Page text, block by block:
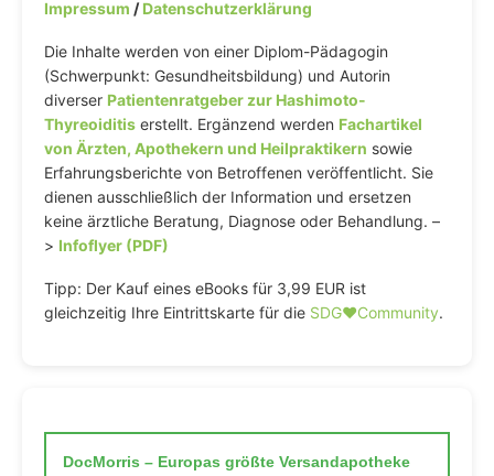
Impressum /Datenschutzerklärung
Die Inhalte werden von einer Diplom-Pädagogin
(Schwerpunkt: Gesundheitsbildung) und Autorin
diverser Patientenratgeber zur Hashimoto-
Thyreoiditis erstellt. Ergänzend werden Fachartikel
von Ärzten, Apothekern und Heilpraktikern sowie
Erfahrungsberichte von Betroffenen veröffentlicht. Sie
dienen ausschließlich der Information und ersetzen
keine ärztliche Beratung, Diagnose oder Behandlung. –
> Infoflyer (PDF)
Tipp: Der Kauf eines eBooks für 3,99 EUR ist
gleichzeitig Ihre Eintrittskarte für die SDG♥️Community.
DocMorris – Europas größte Versandapotheke